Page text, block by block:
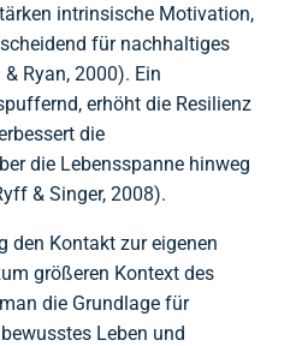
intrinsische Motivation,
für nachhaltiges
Ryan, 2000). Ein
erhöht die Resilienz
die
die Lebensspanne hinweg
& Singer, 2008).
den Kontakt zur eigenen
größeren Kontext des
die Grundlage für
Leben und